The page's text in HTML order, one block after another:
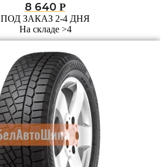
8 640 Р
ПОД ЗАКАЗ 2-4 ДНЯ
На складе >4